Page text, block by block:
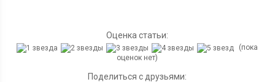
Оценка статьи:
(пока
оценок нет)
Поделиться с друзьями: